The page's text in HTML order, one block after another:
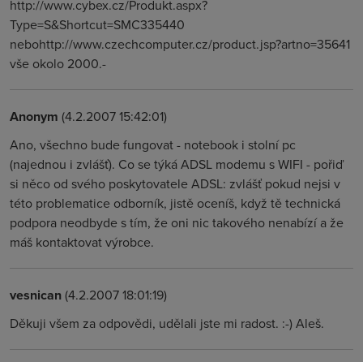
http://www.cybex.cz/Produkt.aspx?
Type=S&Shortcut=SMC335440
nebohttp://www.czechcomputer.cz/product.jsp?artno=35641
vše okolo 2000.-
Anonym (4.2.2007 15:42:01)
Ano, všechno bude fungovat - notebook i stolní pc
(najednou i zvlášť). Co se týká ADSL modemu s WIFI - pořiď
si něco od svého poskytovatele ADSL: zvlášť pokud nejsi v
této problematice odborník, jistě oceníš, když tě technická
podpora neodbyde s tím, že oni nic takového nenabízí a že
máš kontaktovat výrobce.
vesnican(4.2.2007 18:01:19)
Děkuji všem za odpovědi, udělali jste mi radost. :-) Aleš.